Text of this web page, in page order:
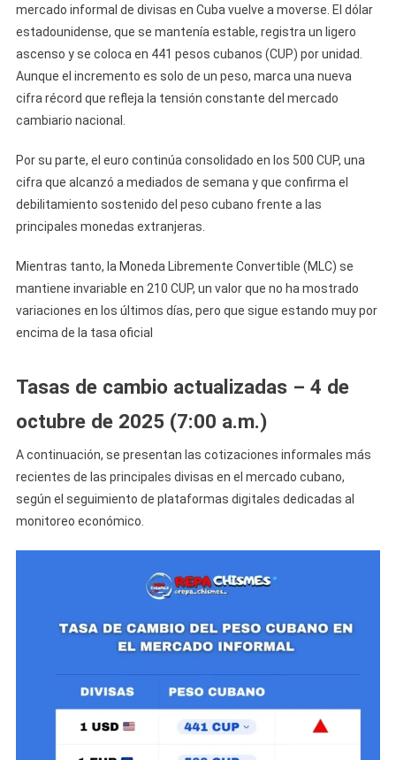
mercado informal de divisas en Cuba vuelve a moverse. El dólar
estadounidense, que se mantenía estable, registra un ligero
ascenso y se coloca en 441 pesos cubanos (CUP) por unidad.
Aunque el incremento es solo de un peso, marca una nueva
cifra récord que refleja la tensión constante del mercado
cambiario nacional.
Por su parte, el euro continúa consolidado en los 500 CUP, una
cifra que alcanzó a mediados de semana y que confirma el
debilitamiento sostenido del peso cubano frente a las
principales monedas extranjeras.
Mientras tanto, la Moneda Libremente Convertible (MLC) se
mantiene invariable en 210 CUP, un valor que no ha mostrado
variaciones en los últimos días, pero que sigue estando muy por
encima de la tasa oficial
Tasas de cambio actualizadas – 4 de
octubre de 2025 (7:00 a.m.)
A continuación, se presentan las cotizaciones informales más
recientes de las principales divisas en el mercado cubano,
según el seguimiento de plataformas digitales dedicadas al
monitoreo económico.